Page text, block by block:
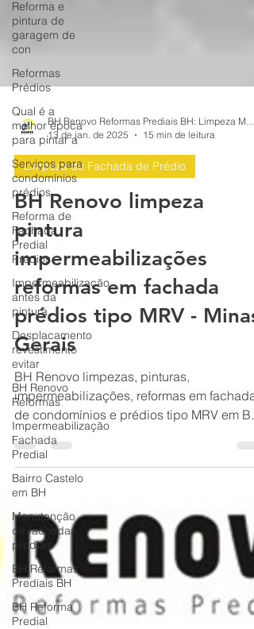
Reforma e
pintura de
garagem de
con
Reformas
Prédios
Qual é a
melhor época
para pintar a
Serviços para
condomínios
prédios
Reforma de
Fachada
Predial
Prédios
Impermeabilização
antes da
pintura,
Desplacamento
revestimento
evitar
BH Renovo
Reformas
Impermeabilização
Fachada
Predial
Bairro Castelo
em BH
Manutenção
de fachadas
prediais
BH Reformas
Prediais BH
BH Reforma
Predial
13 de jan. de 2025
15 min de leitura
Limpeza de Fachada de Prédio
BH Renovo limpeza
pintura
impermeabilizações
reformas em fachada
prédios tipo MRV - Minas
Gerais
BH Renovo limpezas, pinturas,
impermeabilizações, reformas em fachada
de condomínios e prédios tipo MRV em Belo
Horizonte e Contagem-MG